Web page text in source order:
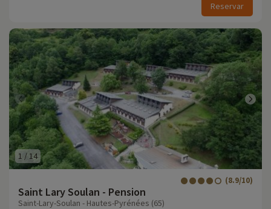
Reservar
1 /14
Saint Lary Soulan - Pension
(8.9/10)
Saint-Lary-Soulan - Hautes-Pyrénées (65)